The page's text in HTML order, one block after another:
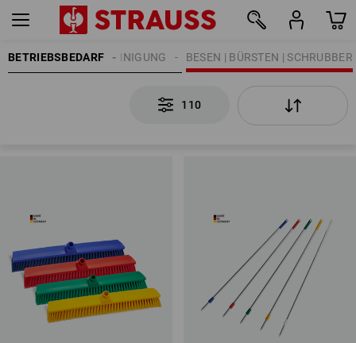
BETRIEBSBEDARF BESEN | BÜRSTEN | SCHRUBBER
REINIGUNG
110